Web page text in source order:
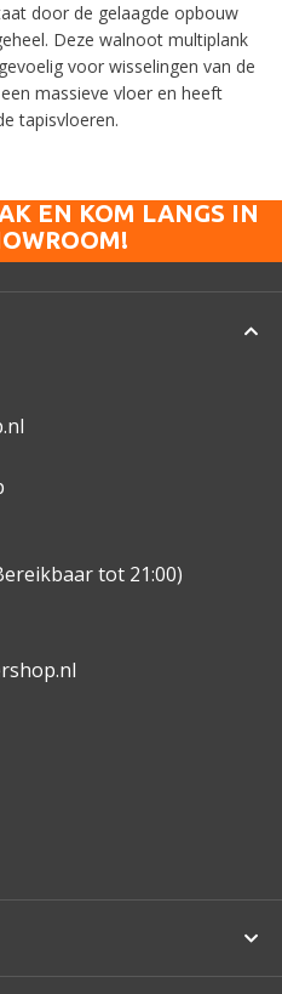
door de gelaagde opbouw
Deze walnoot multiplank
voor wisselingen van de
massieve vloer en heeft
tapisvloeren.
EN KOM LANGS IN
tot 21:00)